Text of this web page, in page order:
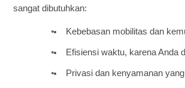
sangat dibutuhkan:
Kebebasan mobilitas dan
Efisiensi waktu, karena Anda
Privasi dan kenyamanan